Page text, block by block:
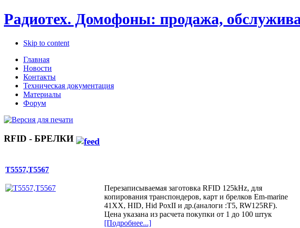
Радиотех. Домофоны: продажа,
Skip to content
Главная
Новости
Контакты
Техническая документация
Материалы
Форум
RFID - БРЕЛКИ
T5557,T5567
Перезаписываемая заготовка RFID 125kHz, для
копирования транспондеров, карт и брелков Em-marine
41XX, HID, Hid PoxII и др.(аналоги :T5, RW125RF).
Цена указана из расчета покупки от 1 до 100 штук
[Подробнее...]